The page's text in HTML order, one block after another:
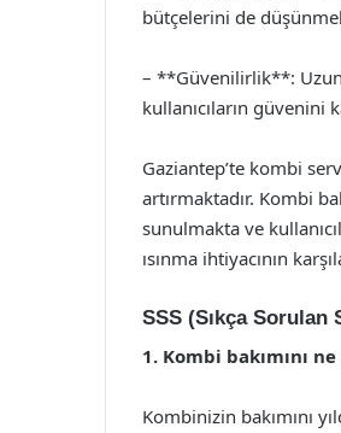
bütçelerini de
– **Güvenilirlik**: Uzun
kullanıcıların güvenini
Gaziantep’te kombi
artırmaktadır. Kombi
sunulmakta ve
ısınma ihtiyacının
SSS (Sıkça Sorulan
1. Kombi bakımını
Kombinizin bakımını